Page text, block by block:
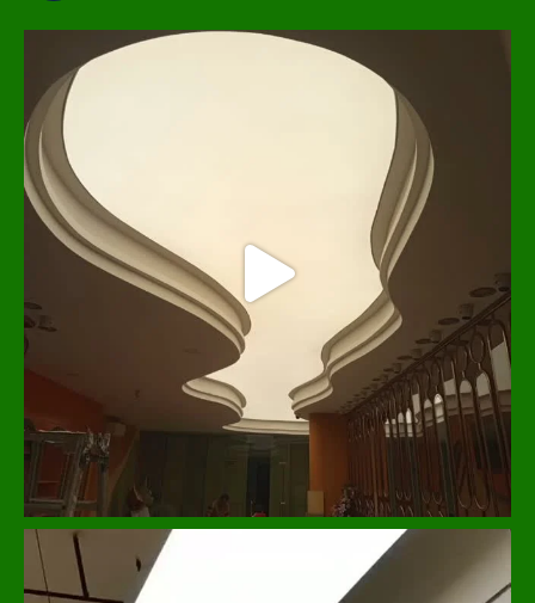
solusilampu